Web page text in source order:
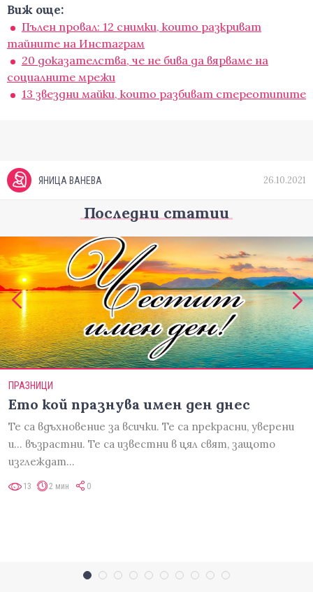
Виж още:
Пълен провал: 12 снимки, които разкриват
тайните на Инстаграм
20 доказателства, че не бива да вярваме на
социалните мрежи
13 звездни майки, които разбиват стереотипите
ЯНИЦА ВАНЕВА 26.10.2021
Последни статии
ПРАЗНИЦИ
Ето кой празнува имен ден днес
Те са вдъхновение за всички. Те са прекрасни, уверени
и... възрастни. Те са известни в цял свят, защото
изглеждат…
13 2 мин 0